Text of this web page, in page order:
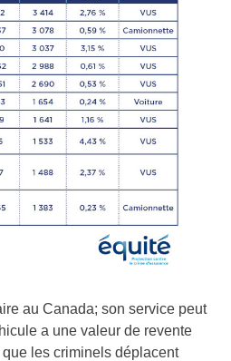
au Canada; son service peut
a une valeur de revente
que les criminels déplacent